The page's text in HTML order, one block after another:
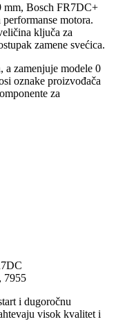
mm, Bosch FR7DC+
motora.
ključa za
zamene svećica.
a zamenjuje modele 0
oznake proizvođača
za
7955
i dugoročnu
visok kvalitet i